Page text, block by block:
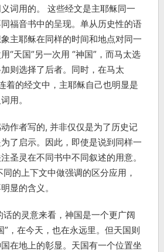
词用的。 这些经文是主耶稣同一
福音书中的呈现。单从历史性的语
主耶稣在同样的时间和地点对同一
“天国”另一次用 “神国”，而马太选
则选择了后者。同时，在马太
着的经文中，主耶稣自己也明显是
用。
作者写的, 并非仅仅是为了历史记
了启示。因此，即使是说到同样一
圣灵在不同书中不同叙述的用意。
的上下文中做强调的区分应用，
显的含义。
的灵意来看，神国是一个更广阔
”，在今天，也在永远里。但天国则
在地上的彰显。天国有一个位置坐